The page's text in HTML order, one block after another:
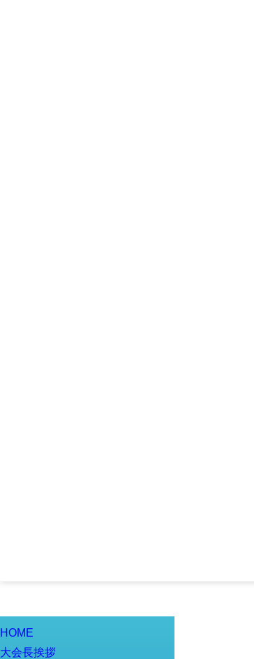
HOME
大会長挨拶